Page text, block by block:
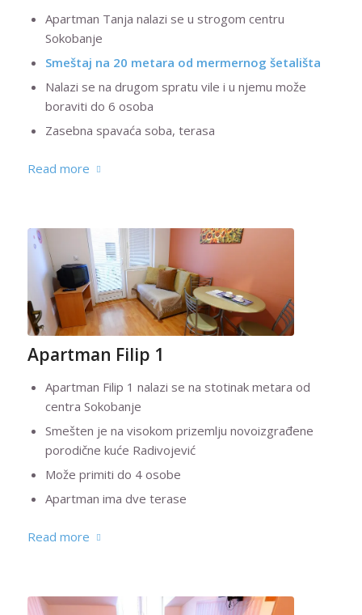
Apartman Tanja nalazi se u strogom centru
Sokobanje
Smeštaj na 20 metara od mermernog šetališta
Nalazi se na drugom spratu vile i u njemu može
boraviti do 6 osoba
Zasebna spavaća soba, terasa
Read more
Apartman Filip 1
Apartman Filip 1 nalazi se na stotinak metara od
centra Sokobanje
Smešten je na visokom prizemlju novoizgrađene
porodične kuće Radivojević
Može primiti do 4 osobe
Apartman ima dve terase
Read more